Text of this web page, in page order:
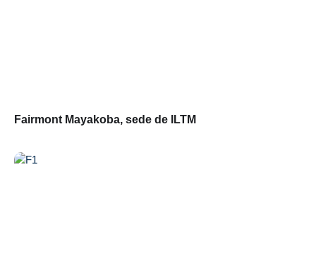
Fairmont Mayakoba, sede de ILTM